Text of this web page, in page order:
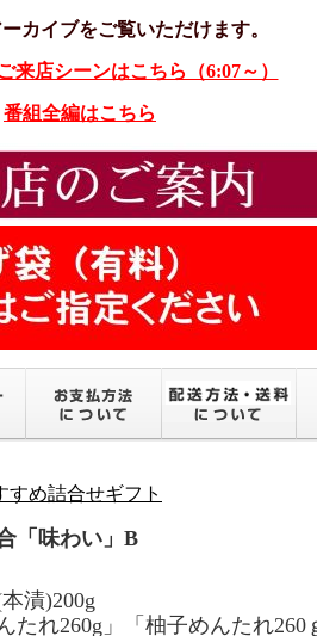
カイブをご覧いただけます。
来店シーンはこちら（6:07～）
番組全編はこちら
すめ詰合せギフト
「味わい」B
漬)200g
たれ260g」「柚子めんたれ260